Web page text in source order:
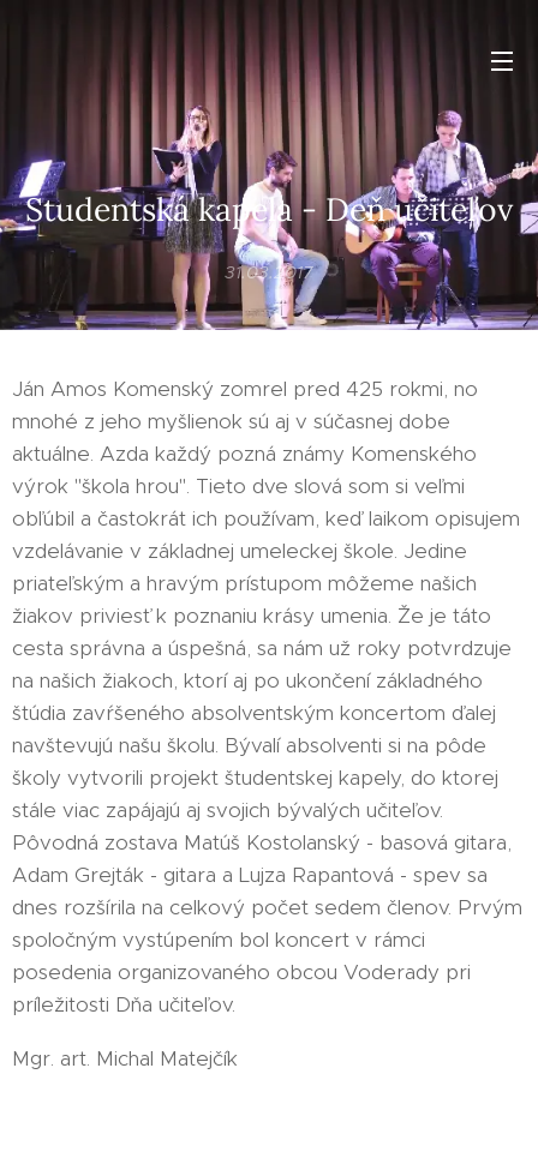
Študentská kapela - Deň učiteľov
31.03.2017
Ján Amos Komenský zomrel pred 425 rokmi, no
mnohé z jeho myšlienok sú aj v súčasnej dobe
aktuálne. Azda každý pozná známy Komenského
výrok "škola hrou". Tieto dve slová som si veľmi
obľúbil a častokrát ich používam, keď laikom opisujem
vzdelávanie v základnej umeleckej škole. Jedine
priateľským a hravým prístupom môžeme našich
žiakov priviesť k poznaniu krásy umenia. Že je táto
cesta správna a úspešná, sa nám už roky potvrdzuje
na našich žiakoch, ktorí aj po ukončení základného
štúdia zavŕšeného absolventským koncertom ďalej
navštevujú našu školu. Bývalí absolventi si na pôde
školy vytvorili projekt študentskej kapely, do ktorej
stále viac zapájajú aj svojich bývalých učiteľov.
Pôvodná zostava Matúš Kostolanský - basová gitara,
Adam Grejták - gitara a Lujza Rapantová - spev sa
dnes rozšírila na celkový počet sedem členov. Prvým
spoločným vystúpením bol koncert v rámci
posedenia organizovaného obcou Voderady pri
príležitosti Dňa učiteľov.
Mgr. art. Michal Matejčík